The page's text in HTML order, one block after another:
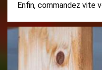
Enfin, commandez vite